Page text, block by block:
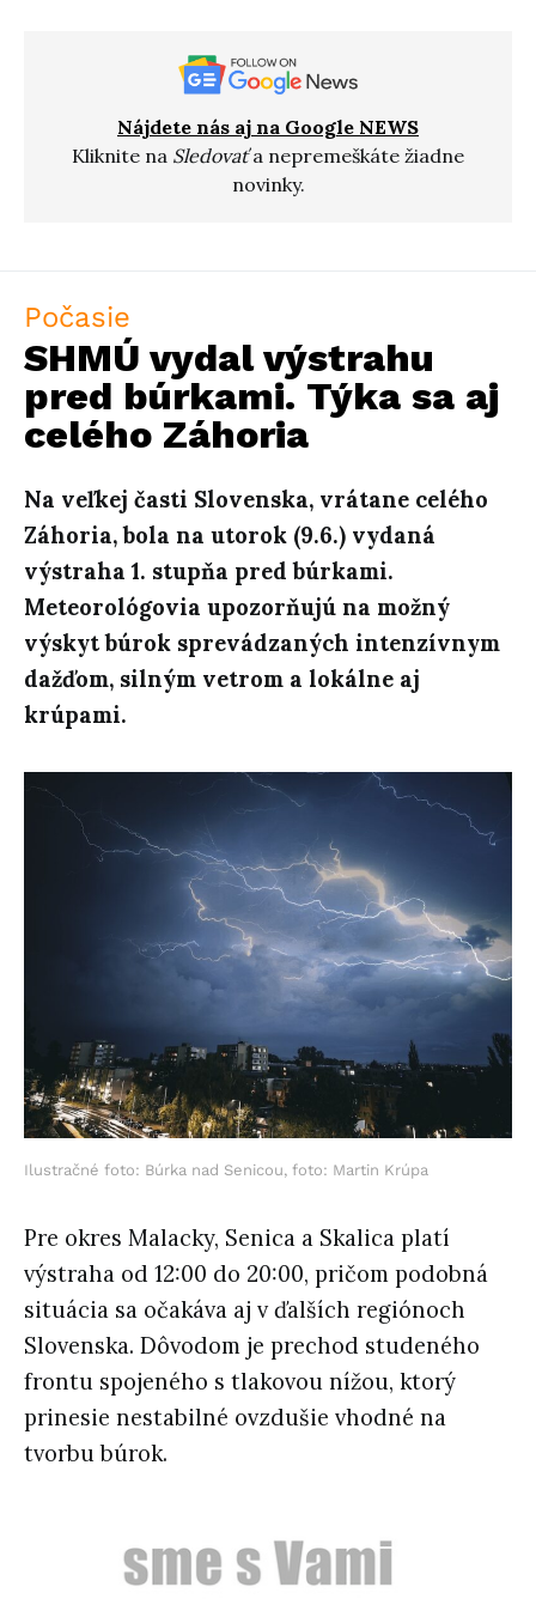
Nájdete nás aj na Google NEWS
Kliknite na Sledovaťa nepremeškáte žiadne
novinky.
Počasie
SHMÚ vydal výstrahu
pred búrkami. Týka sa aj
celého Záhoria
Na veľkej časti Slovenska, vrátane celého
Záhoria, bola na utorok (9.6.) vydaná
výstraha 1. stupňa pred búrkami.
Meteorológovia upozorňujú na možný
výskyt búrok sprevádzaných intenzívnym
dažďom, silným vetrom a lokálne aj
krúpami.
Ilustračné foto: Búrka nad Senicou, foto: Martin Krúpa
Pre okres Malacky, Senica a Skalica platí
výstraha od 12:00 do 20:00, pričom podobná
situácia sa očakáva aj v ďalších regiónoch
Slovenska. Dôvodom je prechod studeného
frontu spojeného s tlakovou nížou, ktorý
prinesie nestabilné ovzdušie vhodné na
tvorbu búrok.